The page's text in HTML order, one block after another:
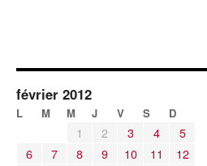
février 2012
L M M J V S D
1 2 3 4
5
6
7 8 9 10 11
12